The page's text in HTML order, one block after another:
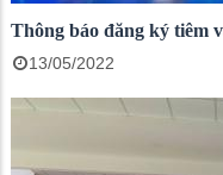
Thông báo đăng ký tiêm
13/05/2022